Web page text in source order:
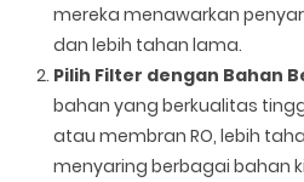
mereka menawarkan
dan lebih tahan lama.
Pilih Filter dengan Bahan
bahan yang berkualitas
atau membran RO, lebih
menyaring berbagai bahan